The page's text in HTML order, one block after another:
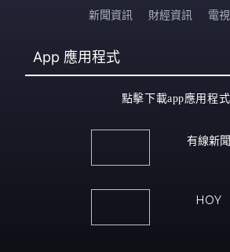
新聞資訊 財經資訊 電
App 應用程式
點擊下載app應用程式
有線新聞
HOY